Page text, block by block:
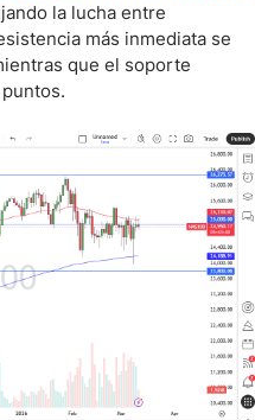
la lucha entre
más inmediata se
que el soporte